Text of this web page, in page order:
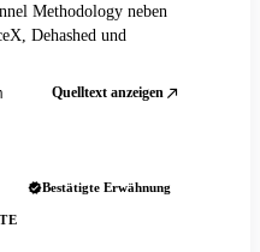
Methodology neben
Dehashed und
Quelltext anzeigen
Bestätigte Erwähnung